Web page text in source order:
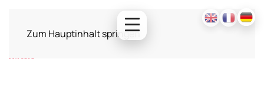
Zum Hauptinhalt springen